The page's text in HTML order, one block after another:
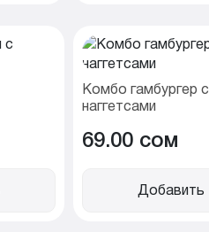
Комбо гамбургер с
наггетсами
69.00 cом
Добавить